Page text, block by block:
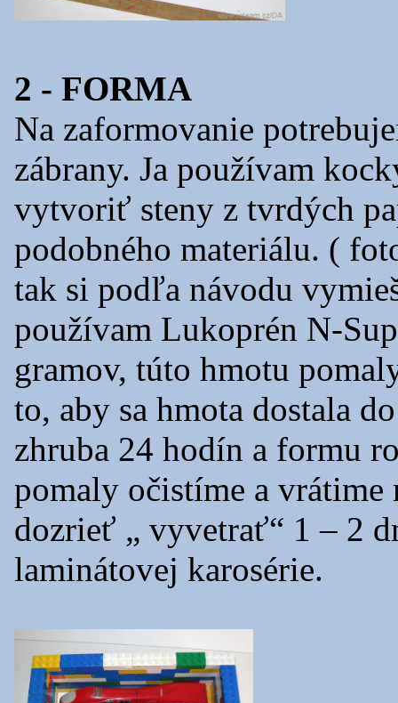
2 - FORMA
Na zaformovanie
zábrany. Ja používam
vytvoriť steny z tvrdých
podobného materiálu. (
tak si podľa návodu
používam Lukoprén N-
gramov, túto hmotu
to, aby sa hmota dostala
zhruba 24 hodín a formu
pomaly očistíme a vrátime
dozrieť „ vyvetrať“ 1 – 2
laminátovej karosérie.